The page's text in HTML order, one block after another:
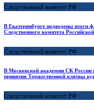
Следственный комитет РФ
В Екатеринбурге подведены итоги
Следственного комитета
Следственный комитет РФ
В Московской академии СК России
принятия Торжественной клятвы
Следственный комитет РФ